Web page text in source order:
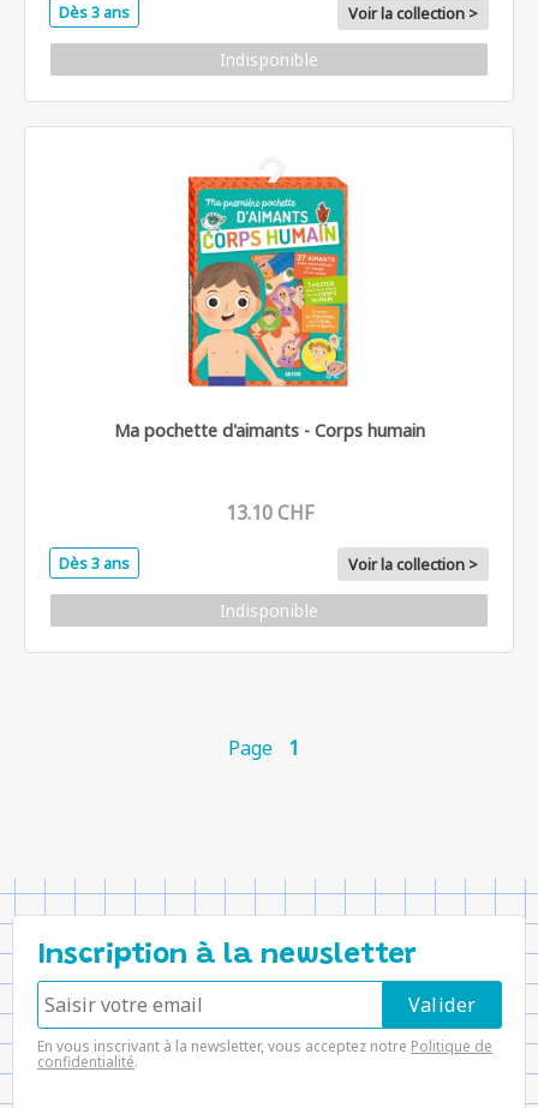
Dès 3 ans Voir la collection >
Indisponible
Ma pochette d'aimants - Corps humain
13.10 CHF
Dès 3 ans Voir la collection >
Indisponible
Page 1
Inscription à la newsletter
En vous inscrivant à la newsletter, vous acceptez notre Politique de
confidentialité.